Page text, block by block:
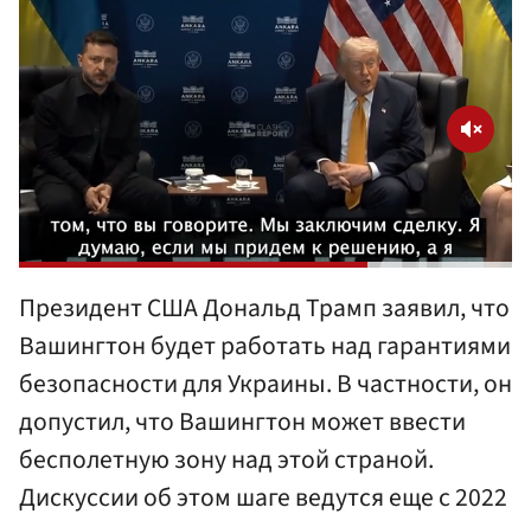
Президент США Дональд Трамп заявил, что
Вашингтон будет работать над гарантиями
безопасности для Украины. В частности, он
допустил, что Вашингтон может ввести
бесполетную зону над этой страной.
Дискуссии об этом шаге ведутся еще с 2022